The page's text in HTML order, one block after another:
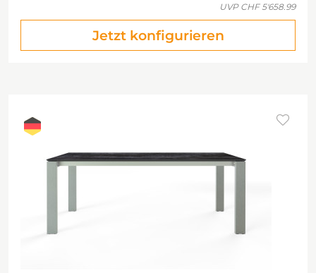
UVP CHF 5'658.99
Jetzt konfigurieren